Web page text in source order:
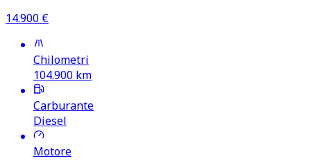
14.900 €
Chilometri
104.900 km
Carburante
Diesel
Motore